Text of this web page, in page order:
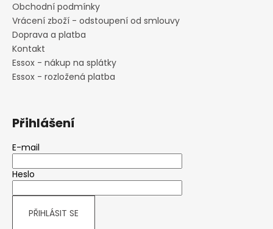
Obchodní podmínky
Vrácení zboží - odstoupení od smlouvy
Doprava a platba
Kontakt
Essox - nákup na splátky
Essox - rozložená platba
Přihlášení
E-mail
Heslo
PŘIHLÁSIT SE